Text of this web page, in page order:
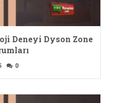
Deneyi Dyson Zone
0